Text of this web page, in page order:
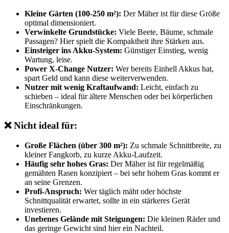
Kleine Gärten (100-250 m²): Der Mäher ist für diese Größe
optimal dimensioniert.
Verwinkelte Grundstücke: Viele Beete, Bäume, schmale
Passagen? Hier spielt die Kompaktheit ihre Stärken aus.
Einsteiger ins Akku-System: Günstiger Einstieg, wenig
Wartung, leise.
Power X-Change Nutzer: Wer bereits Einhell Akkus hat,
spart Geld und kann diese weiterverwenden.
Nutzer mit wenig Kraftaufwand: Leicht, einfach zu
schieben – ideal für ältere Menschen oder bei körperlichen
Einschränkungen.
❌ Nicht ideal für:
Große Flächen (über 300 m²): Zu schmale Schnittbreite, zu
kleiner Fangkorb, zu kurze Akku-Laufzeit.
Häufig sehr hohes Gras: Der Mäher ist für regelmäßig
gemähten Rasen konzipiert – bei sehr hohem Gras kommt er
an seine Grenzen.
Profi-Anspruch: Wer täglich mäht oder höchste
Schnittqualität erwartet, sollte in ein stärkeres Gerät
investieren.
Unebenes Gelände mit Steigungen: Die kleinen Räder und
das geringe Gewicht sind hier ein Nachteil.